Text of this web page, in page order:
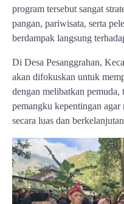
program tersebut sangat
pangan, pariwisata, serta
berdampak langsung
Di Desa Pesanggrahan,
akan difokuskan untuk
dengan melibatkan pemuda,
pemangku kepentingan agar
secara luas dan